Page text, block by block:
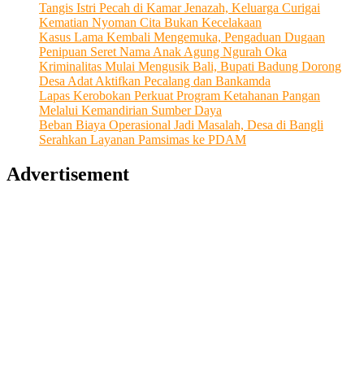
Tangis Istri Pecah di Kamar Jenazah, Keluarga Curigai
Kematian Nyoman Cita Bukan Kecelakaan
Kasus Lama Kembali Mengemuka, Pengaduan Dugaan
Penipuan Seret Nama Anak Agung Ngurah Oka
Kriminalitas Mulai Mengusik Bali, Bupati Badung Dorong
Desa Adat Aktifkan Pecalang dan Bankamda
Lapas Kerobokan Perkuat Program Ketahanan Pangan
Melalui Kemandirian Sumber Daya
Beban Biaya Operasional Jadi Masalah, Desa di Bangli
Serahkan Layanan Pamsimas ke PDAM
Advertisement